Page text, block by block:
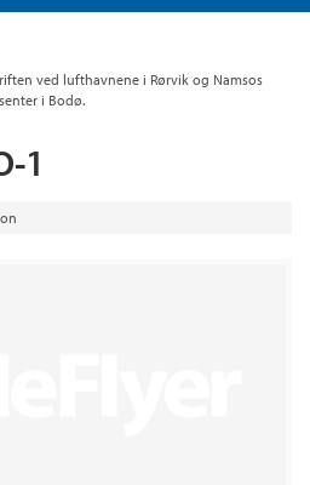
ved lufthavnene i Rørvik og Namsos
i Bodø.
1